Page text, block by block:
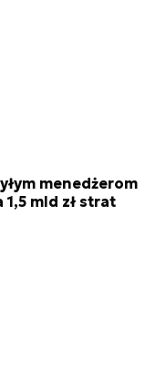
menedżerom
mld zł strat